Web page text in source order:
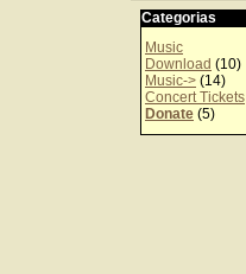
Categorias
Music
Download (10)
Music-> (14)
Concert Tickets
Donate (5)